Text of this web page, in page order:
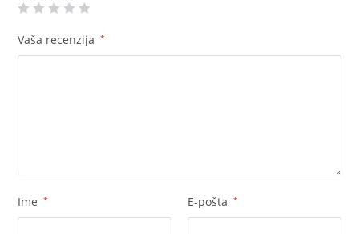
Vaša recenzija *
Ime * E-pošta *